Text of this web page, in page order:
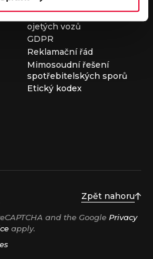
Všeobecné obchodní
podmínky při nákupu
ojetých vozů
GDPR
Reklamační řád
Mimosoudní řešení
spotřebitelských sporů
Etický kodex
Zpět nahoru
and the Google Privacy
apply.